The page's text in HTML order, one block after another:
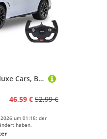
Jamara RC-Auto Deluxe Cars, BMW X6 M 1:14, weiß - 2,4 GHz, mit LED-Lichtern
46,59 € 52,99 €
um 01:18; der
haben.